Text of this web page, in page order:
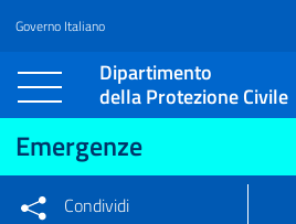
Vai al contenuto principale
Raggiungi il piè di pagina
Governo Italiano
Dipartimento
della Protezione Civile
Emergenze
Condividi